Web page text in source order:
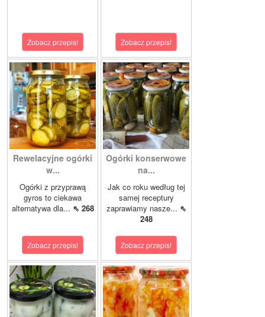
Zobacz przepis! Zobacz przepis!
Rewelacyjne ogórki
w...
Ogórki z przyprawą
gyros to ciekawa
alternatywa dla... ⇖ 268
Zobacz przepis!
Ogórki konserwowe
na...
Jak co roku według tej
samej receptury
zaprawiamy nasze... ⇖
248
Zobacz przepis!